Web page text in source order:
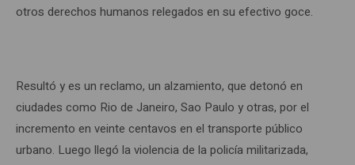
otros derechos humanos relegados en su efectivo goce.
Resultó y es un reclamo, un alzamiento, que detonó en
ciudades como Rio de Janeiro, Sao Paulo y otras, por el
incremento en veinte centavos en el transporte público
urbano. Luego llegó la violencia de la policía militarizada,